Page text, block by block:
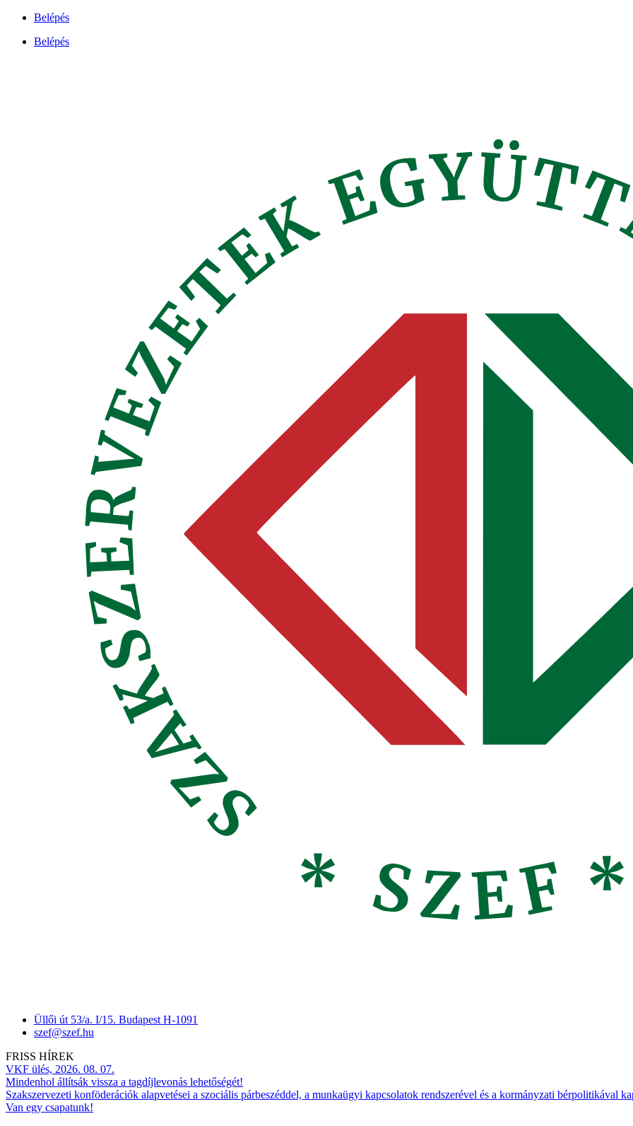
Ugrás
tartalomhoz
Belépés
Belépés
Üllői út 53/a. I/15. Budapest H-1091
szef@szef.hu
FRISS HÍREK
VKF ülés, 2026. 08. 07.
Mindenhol állítsák vissza a tagdíjlevonás lehetőségét!
Szakszervezeti konföderációk alapvetései a szociális párbeszéddel, a munkaügyi kapcsolatok rendszerével és a kormányzati bérpolitikával
Van egy csapatunk!